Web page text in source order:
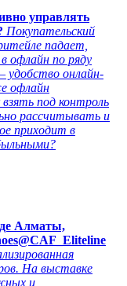
управлять
Покупательский
падает,
офлайн по ряду
удобство онлайн-
офлайн
под контроль
рассчитывать и
приходит в
Алматы,
На выставке
и